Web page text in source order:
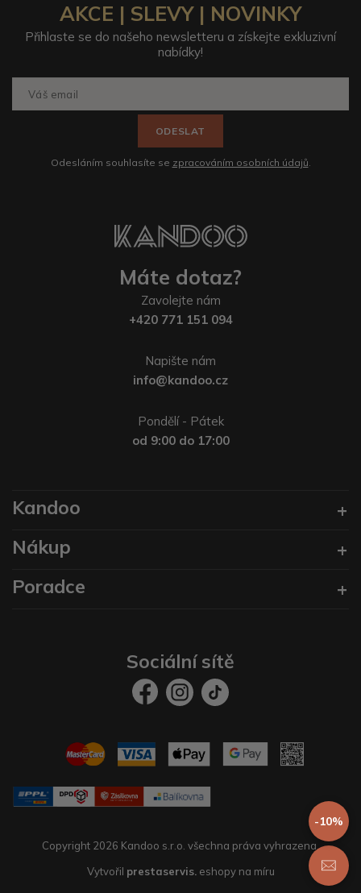
AKCE | SLEVY | NOVINKY
Přihlaste se do našeho newsletteru a získejte exkluzivní
nabídky!
ODESLAT
Odesláním souhlasíte se zpracováním osobních údajů.
-10%
Máte dotaz?
Zavolejte nám
+420 771 151 094
Napište nám
info@kandoo.cz
Pondělí - Pátek
od 9:00 do 17:00
Kandoo
Nákup
Poradce
Sociální sítě
Copyright 2026 Kandoo s.r.o. všechna práva vyhrazena.
Vytvořil prestaservis. eshopy na míru